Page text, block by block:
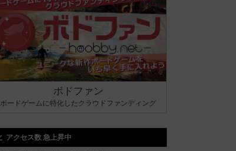
ボドファン
ボードゲームに特化したクラウドファンディング
アクセス数 急上昇中